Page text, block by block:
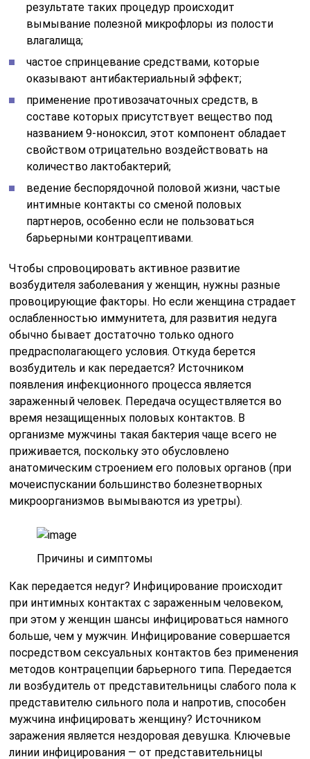
результате таких процедур происходит
вымывание полезной микрофлоры из полости
влагалища;
частое спринцевание средствами, которые
оказывают антибактериальный эффект;
применение противозачаточных средств, в
составе которых присутствует вещество под
названием 9-ноноксил, этот компонент обладает
свойством отрицательно воздействовать на
количество лактобактерий;
ведение беспорядочной половой жизни, частые
интимные контакты со сменой половых
партнеров, особенно если не пользоваться
барьерными контрацептивами.
Чтобы спровоцировать активное развитие
возбудителя заболевания у женщин, нужны разные
провоцирующие факторы. Но если женщина страдает
ослабленностью иммунитета, для развития недуга
обычно бывает достаточно только одного
предрасполагающего условия. Откуда берется
возбудитель и как передается? Источником
появления инфекционного процесса является
зараженный человек. Передача осуществляется во
время незащищенных половых контактов. В
организме мужчины такая бактерия чаще всего не
приживается, поскольку это обусловлено
анатомическим строением его половых органов (при
мочеиспускании большинство болезнетворных
микроорганизмов вымываются из уретры).
Причины и симптомы
Как передается недуг? Инфицирование происходит
при интимных контактах с зараженным человеком,
при этом у женщин шансы инфицироваться намного
больше, чем у мужчин. Инфицирование совершается
посредством сексуальных контактов без применения
методов контрацепции барьерного типа. Передается
ли возбудитель от представительницы слабого пола к
представителю сильного пола и напротив, способен
мужчина инфицировать женщину? Источником
заражения является нездоровая девушка. Ключевые
линии инфицирования — от представительницы